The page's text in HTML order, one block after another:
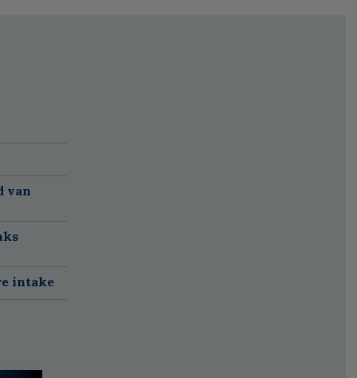
van
intake